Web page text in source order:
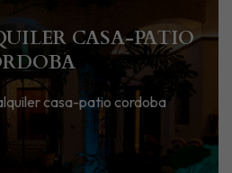
CASA-PATIO
casa-patio cordoba